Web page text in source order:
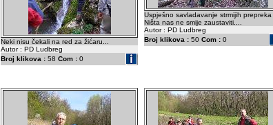
Neki nisu čekali na red za žićaru...
Autor : PD Ludbreg
Broj klikova : 58 Com : 0
Uspješno savladavanje strmijih prepreka .
Ništa nas ne smije zaustaviti....
Autor : PD Ludbreg
Broj klikova : 50 Com : 0